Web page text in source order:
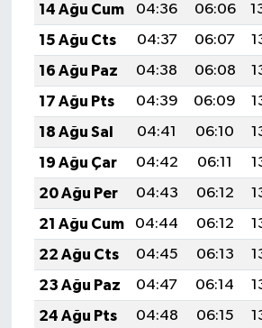
14 Ağu Cum
04:36 06:06
15 Ağu Cts
04:37 06:07
16 Ağu Paz
04:38 06:08
17 Ağu Pts
04:39 06:09
18 Ağu Sal
04:41 06:10
19 Ağu Çar
04:42 06:11
20 Ağu Per
04:43 06:12
21 Ağu Cum
04:44 06:12
22 Ağu Cts
04:45 06:13
23 Ağu Paz
04:47 06:14
24 Ağu Pts
04:48 06:15